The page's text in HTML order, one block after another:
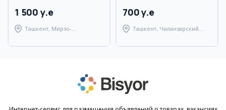
1 500 y.e
Ташкент, Мирзо-
700 y.e
Ташкент, Чиланзарский